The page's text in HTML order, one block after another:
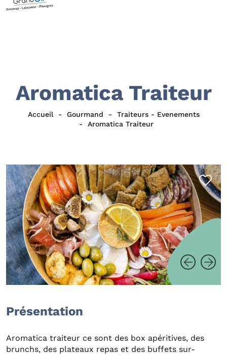
Aromatica Traiteur
Accueil Gourmand
Traiteurs - Evenements
Aromatica Traiteur
Présentation
Aromatica traiteur ce sont des box apéritives, des
brunchs, des plateaux repas et des buffets sur-